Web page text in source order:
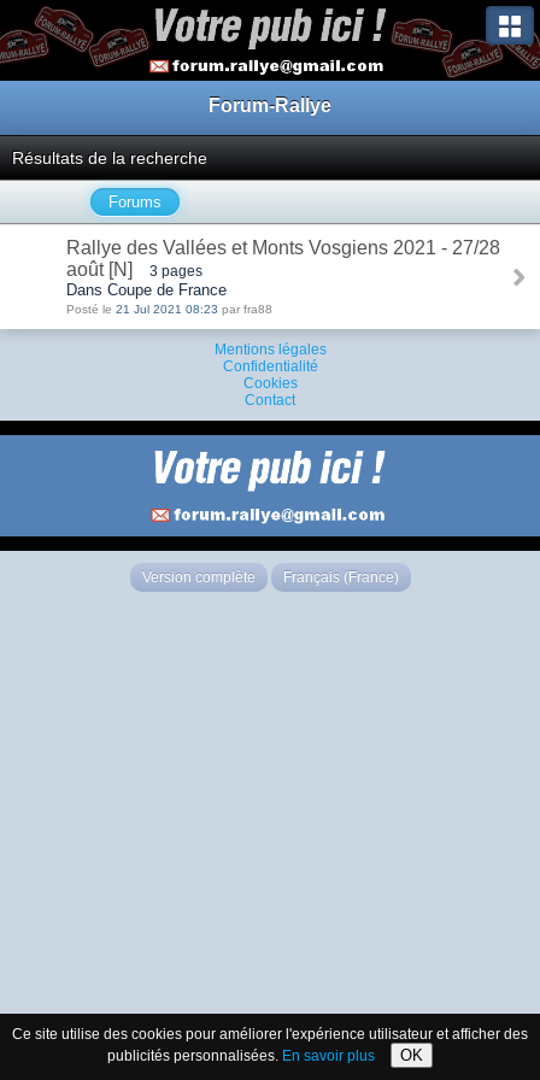
Forum-Rallye
Résultats de la recherche
Forums
Rallye des Vallées et Monts Vosgiens 2021 - 27/28
août [N]
3 pages
Dans Coupe de France
Posté le 21 Jul 2021 08:23 par fra88
Mentions légales
Confidentialité
Cookies
Contact
Version complète Français (France)
Ce site utilise des cookies pour améliorer l'expérience utilisateur et afficher des
publicités personnalisées. En savoir plus OK